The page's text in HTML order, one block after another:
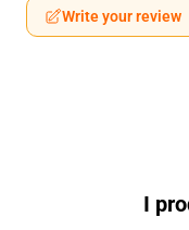
Write your review
I